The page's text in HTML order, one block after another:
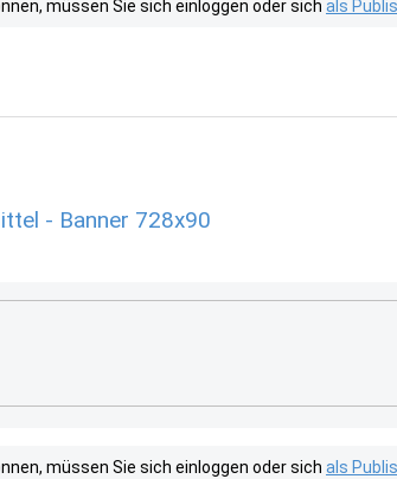
müssen Sie sich einloggen oder sich als
- Banner 728x90
müssen Sie sich einloggen oder sich als